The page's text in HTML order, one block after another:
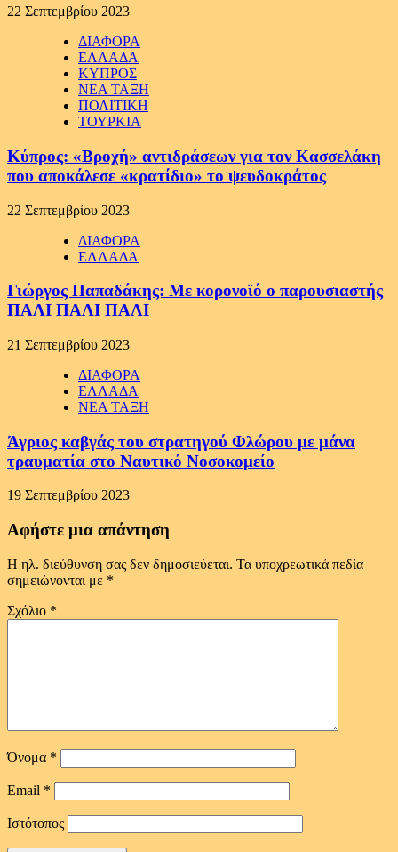
22 Σεπτεμβρίου 2023
ΔΙΑΦΟΡΑ
ΕΛΛΑΔΑ
ΚΥΠΡΟΣ
ΝΕΑ ΤΑΞΗ
ΠΟΛΙΤΙΚΗ
ΤΟΥΡΚΙΑ
Κύπρος: «Βροχή» αντιδράσεων για τον Κασσελάκη
που αποκάλεσε «κρατίδιο» το ψευδοκράτος
22 Σεπτεμβρίου 2023
ΔΙΑΦΟΡΑ
ΕΛΛΑΔΑ
Γιώργος Παπαδάκης: Με κορονοϊό ο παρουσιαστής
ΠΑΛΙ ΠΑΛΙ ΠΑΛΙ
21 Σεπτεμβρίου 2023
ΔΙΑΦΟΡΑ
ΕΛΛΑΔΑ
ΝΕΑ ΤΑΞΗ
Άγριος καβγάς του στρατηγού Φλώρου με μάνα
τραυματία στο Ναυτικό Νοσοκομείο
19 Σεπτεμβρίου 2023
Αφήστε μια απάντηση
Η ηλ. διεύθυνση σας δεν δημοσιεύεται. Τα υποχρεωτικά πεδία
σημειώνονται με *
Σχόλιο *
Όνομα *
Email *
Ιστότοπος